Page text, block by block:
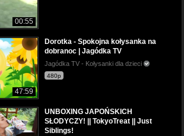
00:55
47:59
Dorotka - Spokojna kołysanka na
dobranoc | Jagódka TV
Jagódka TV - Kołysanki dla dzieci
480p
UNBOXING JAPOŃSKICH
SŁODYCZY! || TokyoTreat || Just
Siblings!